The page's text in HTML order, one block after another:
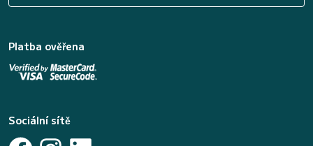
Platba ověřena
Sociální sítě